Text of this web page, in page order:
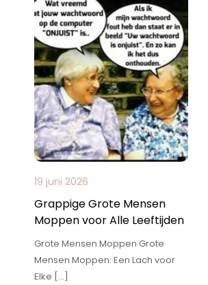
19 juni 2026
Grappige Grote Mensen
Moppen voor Alle Leeftijden
Grote Mensen Moppen Grote
Mensen Moppen: Een Lach voor
Elke […]